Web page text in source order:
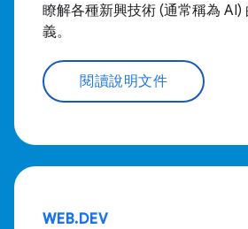
瞭解各種新興技術 (通常稱為 AI)
義。
閱讀說明文件
WEB.DEV